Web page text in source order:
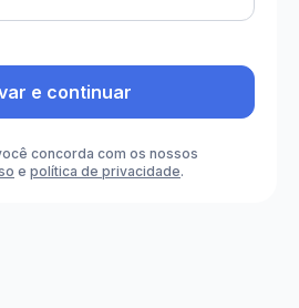
e continuar
concorda com os nossos
e política de privacidade.